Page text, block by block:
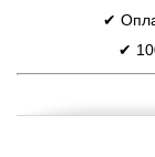
✔
✔
Lenovo